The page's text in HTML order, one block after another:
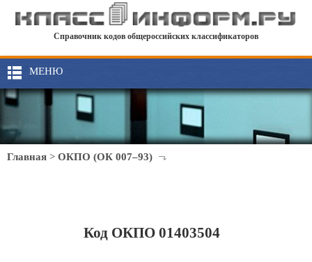
Справочник кодов общероссийских классификаторов
МЕНЮ
Главная > ОКПО (ОК 007–93)
Код ОКПО 01403504